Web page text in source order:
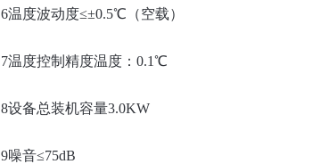
6温度波动度≤±0.5℃（空载）
7温度控制精度温度：0.1℃
8设备总装机容量3.0KW
9噪音≤75dB